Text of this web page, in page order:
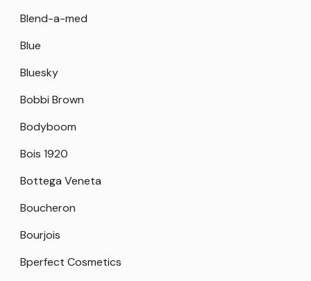
Blend-a-med
Blue
Bluesky
Bobbi Brown
Bodyboom
Bois 1920
Bottega Veneta
Boucheron
Bourjois
Bperfect Cosmetics